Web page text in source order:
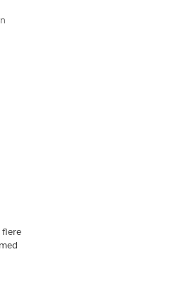
Olivia har brug for VPN-adgang
til virksomhedssystemer
flere